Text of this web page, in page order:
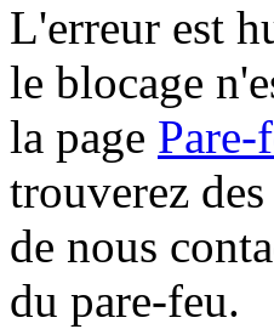
L'erreur est
le blocage
la page Pare-
trouverez
de nous
du pare-feu.